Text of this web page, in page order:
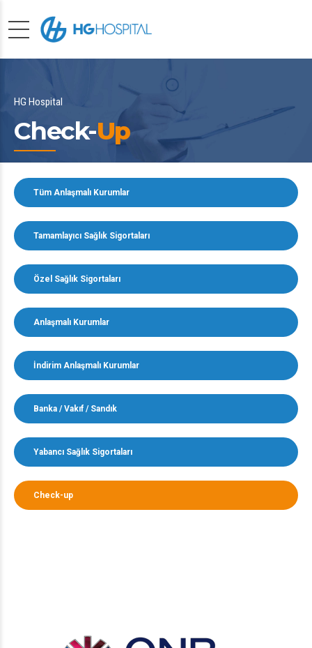
HG Hospital
Check-Up
Tüm Anlaşmalı Kurumlar
Tamamlayıcı Sağlık Sigortaları
Özel Sağlık Sigortaları
Anlaşmalı Kurumlar
İndirim Anlaşmalı Kurumlar
Banka / Vakıf / Sandık
Yabancı Sağlık Sigortaları
Check-up